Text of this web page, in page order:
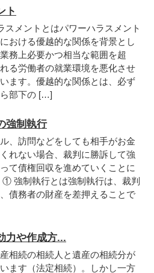
ト
スメントとはパワーハラスメント
おける優越的な関係を背景とし
務上必要かつ相当な範囲を超
る労働者の就業環境を悪化させ
ます。優越的な関係とは、必ず
部下の […]
強制執行
、訪問などをしても相手がお金
れない場合、裁判に勝訴して強
て債権回収を進めていくことに
① 強制執行とは強制執行は、裁判
債務者の財産を差押えることで
力や作成方...
相続の相続人と遺産の相続分が
ます（法定相続）。しかし一方